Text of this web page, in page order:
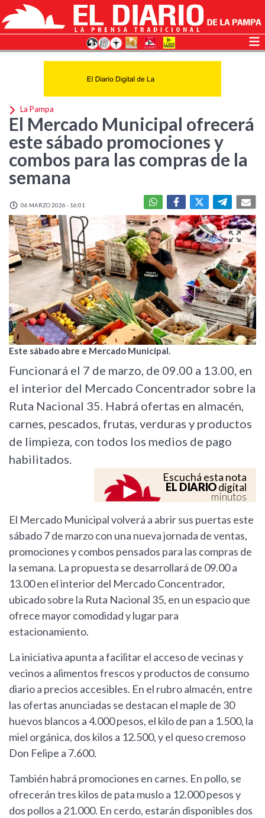
La Pampa
El Mercado Municipal ofrecerá
este sábado promociones y
combos para las compras de la
semana
06 MARZO 2026 - 16:01
Este sábado abre e Mercado Municipal.
Funcionará el 7 de marzo, de 09.00 a 13.00, en
el interior del Mercado Concentrador sobre la
Ruta Nacional 35. Habrá ofertas en almacén,
carnes, pescados, frutas, verduras y productos
de limpieza, con todos los medios de pago
habilitados.
Escuchá esta nota
EL DIARIOdigital
minutos
El Mercado Municipal volverá a abrir sus puertas este
sábado 7 de marzo con una nueva jornada de ventas,
promociones y combos pensados para las compras de
la semana. La propuesta se desarrollará de 09.00 a
13.00 en el interior del Mercado Concentrador,
ubicado sobre la Ruta Nacional 35, en un espacio que
ofrece mayor comodidad y lugar para
estacionamiento.
La iniciativa apunta a facilitar el acceso de vecinas y
vecinos a alimentos frescos y productos de consumo
diario a precios accesibles. En el rubro almacén, entre
las ofertas anunciadas se destacan el maple de 30
huevos blancos a 4.000 pesos, el kilo de pan a 1.500, la
miel orgánica, dos kilos a 12.500, y el queso cremoso
Don Felipe a 7.600.
También habrá promociones en carnes. En pollo, se
ofrecerán tres kilos de pata muslo a 12.000 pesos y
dos pollos a 21.000. En cerdo, estarán disponibles dos